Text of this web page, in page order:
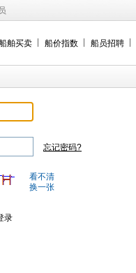
舶买卖 船价指数 船员招聘
忘记密码?
看不清
换一张
录